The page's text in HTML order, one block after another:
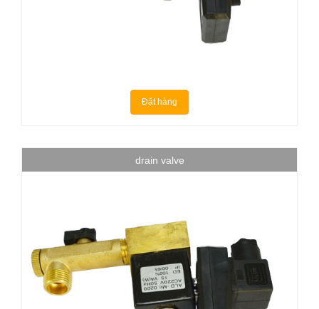
Đặt hàng
drain valve